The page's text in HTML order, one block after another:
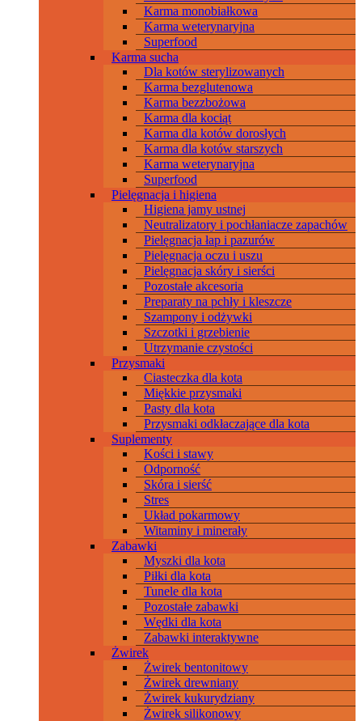
Karma monobiałkowa
Karma weterynaryjna
Superfood
Karma sucha
Dla kotów sterylizowanych
Karma bezglutenowa
Karma bezzbożowa
Karma dla kociąt
Karma dla kotów dorosłych
Karma dla kotów starszych
Karma weterynaryjna
Superfood
Pielęgnacja i higiena
Higiena jamy ustnej
Neutralizatory i pochłaniacze zapachów
Pielęgnacja łap i pazurów
Pielęgnacja oczu i uszu
Pielęgnacja skóry i sierści
Pozostałe akcesoria
Preparaty na pchły i kleszcze
Szampony i odżywki
Szczotki i grzebienie
Utrzymanie czystości
Przysmaki
Ciasteczka dla kota
Miękkie przysmaki
Pasty dla kota
Przysmaki odkłaczające dla kota
Suplementy
Kości i stawy
Odporność
Skóra i sierść
Stres
Układ pokarmowy
Witaminy i minerały
Zabawki
Myszki dla kota
Piłki dla kota
Tunele dla kota
Pozostałe zabawki
Wędki dla kota
Zabawki interaktywne
Żwirek
Żwirek bentonitowy
Żwirek drewniany
Żwirek kukurydziany
Żwirek silikonowy